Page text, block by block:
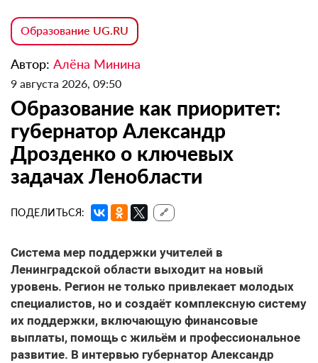
Образование UG.RU
Автор: Алёна Минина
9 августа 2026, 09:50
Образование как приоритет:
губернатор Александр
Дрозденко о ключевых
задачах Ленобласти
ПОДЕЛИТЬСЯ: 🔗
Система мер поддержки учителей в
Ленинградской области выходит на новый
уровень. Регион не только привлекает молодых
специалистов, но и создаёт комплексную систему
их поддержки, включающую финансовые
выплаты, помощь с жильём и профессиональное
развитие. В интервью губернатор Александр